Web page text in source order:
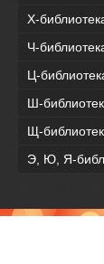
Х-
Ч-
Ц-
Ш-
Щ-
Э, Ю, Я-